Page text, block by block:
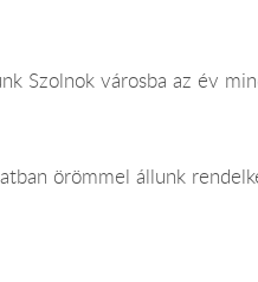
Szolnok városba az év
örömmel állunk